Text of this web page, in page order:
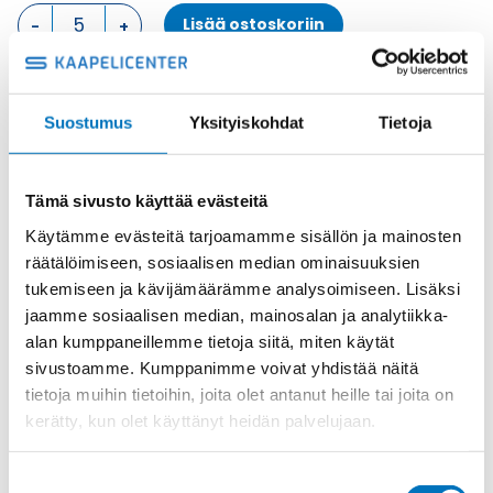
Suostumus Yksityiskohdat Tietoja
Tämä sivusto käyttää evästeitä
Käytämme evästeitä tarjoamamme sisällön ja mainosten
räätälöimiseen, sosiaalisen median ominaisuuksien
tukemiseen ja kävijämäärämme analysoimiseen. Lisäksi
jaamme sosiaalisen median, mainosalan ja analytiikka-
alan kumppaneillemme tietoja siitä, miten käytät
sivustoamme. Kumppanimme voivat yhdistää näitä
tietoja muihin tietoihin, joita olet antanut heille tai joita on
kerätty, kun olet käyttänyt heidän palvelujaan.
LÄPIVIENTIKOTELO,
TAPPIA
määrä
Lisää ostoskoriin
Metalli
Osasto ILME -moninapaliittimet,Kotelon alaosa,Kotelot
Toimitusaika: 1-7 päivää
Toimituskulut 35kg:n asti 25€.
Yli 35kg:n toimituskulut toteutuneiden kulujen mukaan.
Valmistaja
ILME S.p.A
Koko
size "104.27"
Materiaali
Metalli
Käyttölämpötila
'-40 °C...+125 °C